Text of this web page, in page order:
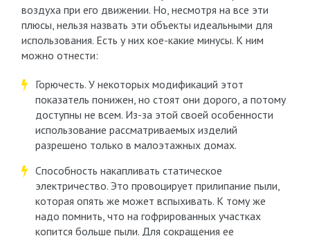
воздуха при его движении. Но, несмотря на все эти
плюсы, нельзя назвать эти объекты идеальными для
использования. Есть у них кое-какие минусы. К ним
можно отнести:
Горючесть. У некоторых модификаций этот
показатель понижен, но стоят они дорого, а потому
доступны не всем. Из-за этой своей особенности
использование рассматриваемых изделий
разрешено только в малоэтажных домах.
Способность накапливать статическое
электричество. Это провоцирует прилипание пыли,
которая опять же может вспыхивать. К тому же
надо помнить, что на гофрированных участках
копится больше пыли. Для сокращения ее